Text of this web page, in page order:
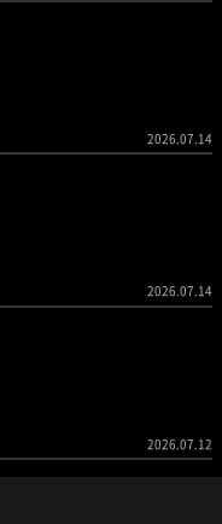
2026.07.14
2026.07.14
2026.07.12